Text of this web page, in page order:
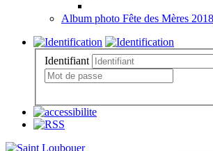
Album photo Fête des Mères 2018
Identifiant